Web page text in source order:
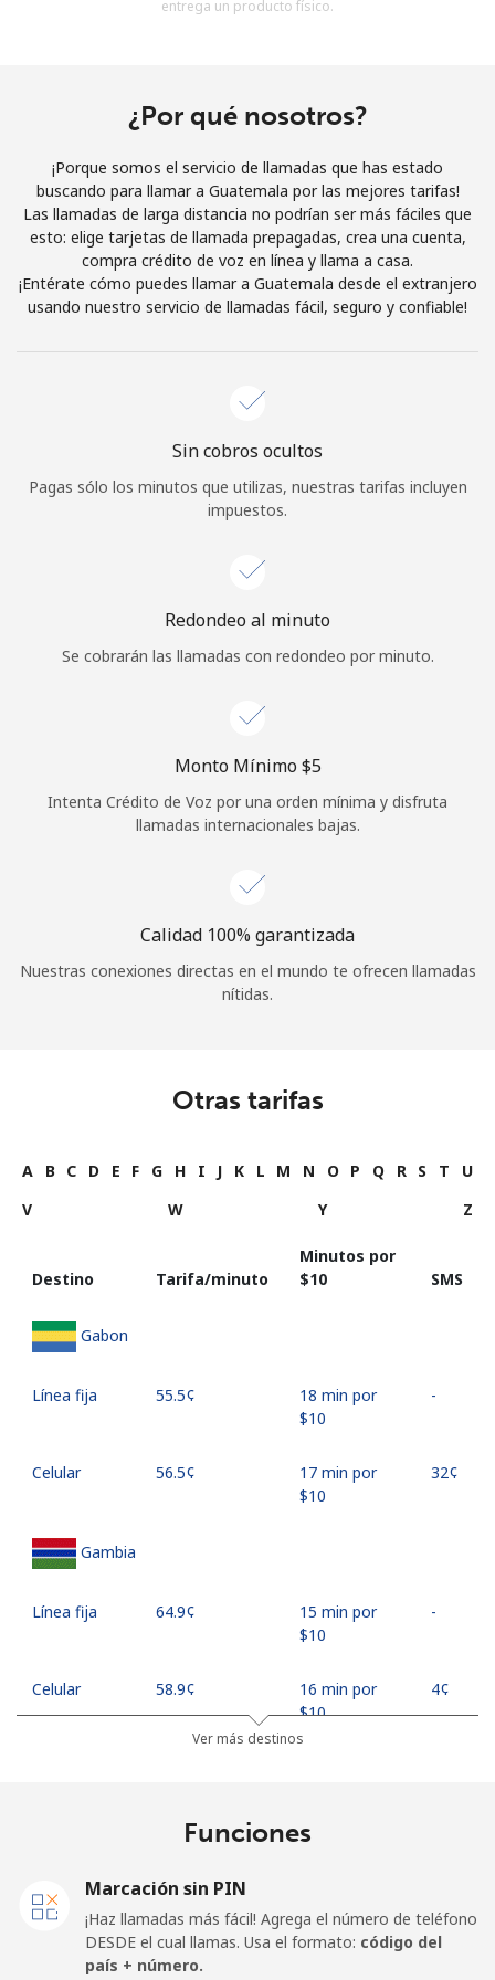
Al abrir una cuenta en este sitio web, estoy de acuerdo con
Únete
¡Hola!
Inicia sesión oREGÍSTRATE →
¿Olvidaste tu contraseña? →
Iniciar Sesión
entrega un producto físico.
¿Por qué nosotros?
¡Porque somos el servicio de llamadas que has estado
buscando para llamar a Guatemala por las mejores tarifas!
Las llamadas de larga distancia no podrían ser más fáciles que
esto: elige tarjetas de llamada prepagadas, crea una cuenta,
compra crédito de voz en línea y llama a casa.
¡Entérate cómo puedes llamar a Guatemala desde el extranjero
usando nuestro servicio de llamadas fácil, seguro y confiable!
Sin cobros ocultos
Pagas sólo los minutos que utilizas, nuestras tarifas incluyen
impuestos.
Redondeo al minuto
Se cobrarán las llamadas con redondeo por minuto.
Monto Mínimo ⁦$5⁩
Intenta Crédito de Voz por una orden mínima y disfruta
llamadas internacionales bajas.
Calidad 100% garantizada
Nuestras conexiones directas en el mundo te ofrecen llamadas
nítidas.
Otras tarifas
A B C D E F G H I J K L M N O P Q R S T
U
V
W Y Z
Destino Tarifa/minuto
Minutos por
⁦$10⁩
SMS
Gabon
Línea fija ⁦55.5¢⁩
18 min por
⁦$10⁩
-
Celular ⁦56.5¢⁩
17 min por
⁦$10⁩
⁦32¢⁩
Gambia
Línea fija ⁦64.9¢⁩
15 min por
⁦$10⁩
-
Celular ⁦58.9¢⁩
16 min por
⁦$10⁩
⁦4¢⁩
⁦32.5¢⁩
30 min por
Celular
⁦$10⁩
Ver más destinos
Funciones
Marcación sin PIN
¡Haz llamadas más fácil! Agrega el número de teléfono
DESDE el cual llamas. Usa el formato: código del
país + número.